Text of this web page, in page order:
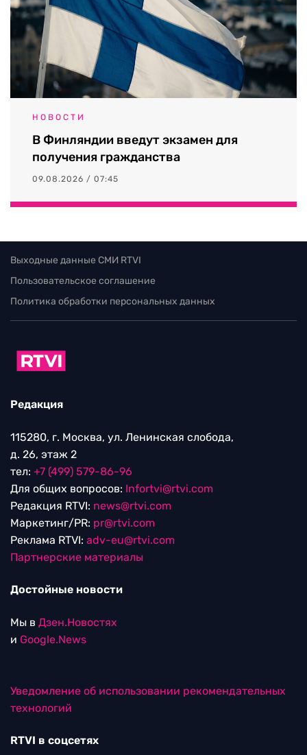
НОВОСТИ
В Финляндии введут экзамен для
получения гражданства
09.08.2026 / 07:45
Выходные данные СМИ RTVI
Пользовательское соглашение
Политика обработки персональных данных
Редакция
115280, г. Москва, ул. Ленинская слобода,
д. 26, этаж 2
тел: +7 (499) 579-86-96
Для общих вопросов: Infortvi@rtvi.com
Редакция RTVI: news@rtvi.com
Маркетинг/PR: pr@rtvi.com
Реклама RTVI: adv-eu@rtvi.com
Партнерские материалы
Достойные новости
Мы в Дзен.Новостях
и Google.News
Уведомление об использовании рекомендательных
технологий
RTVI в соцсетях